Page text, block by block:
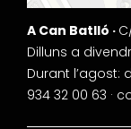
A Can Batlló ·
Dilluns a
Durant l’agost:
934 32 00 63 ·